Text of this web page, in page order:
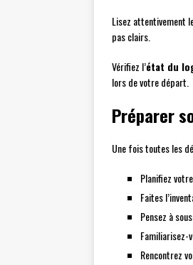
Lisez attentivement
pas clairs.
Vérifiez l’état du
lors de votre départ.
Préparer
Une fois toutes les
Planifiez votre
Faites
Pensez à
Familiarisez-
Rencontrez